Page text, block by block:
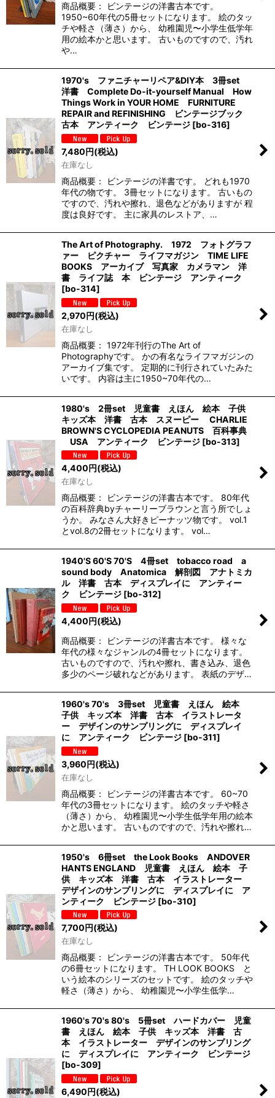
商品概要： ビンテージの洋書古本です。
1950~60年代の5冊セットになります。 絵のタッ
チや軽さ（薄さ）から、 幼稚園児〜小学生低学年
用の絵本かと思います。 古いものですので、汚れ
や…
1970's ファニチャーリペア&DIY本 3冊set
洋書 Complete Do-it-yourself Manual How
Things Work in YOUR HOME FURNITURE
REPAIR and REFINISHING ビンテージブック
古本 アンティーク ビンテージ [bo-316]
7,480円(税込)
在庫なし
商品概要： ビンテージの洋書です。 どれも1970
年代の物です。 3冊セットになります。 古いもの
ですので、汚れや擦れ、退色などがありますが 程
度は良好です。 主に家具のレストア、…
The Art of Photography. 1972 フォトグラフ
ァー ピクチャー ライフマガジン TIME LIFE
BOOKS アーカイブ 写真家 カメラマン 洋
書 ライフ誌 本 ビンテージ アンティーク
[bo-314]
2,970円(税込)
在庫なし
商品概要： 1972年刊行のThe Art of
Photographyです。 かの有名なライフマガジンの
アーカイブ集です。 定期的に刊行されていたみた
いです。 内容は主に1950~70年代の…
1980's 2冊set 児童書 えほん 絵本 子供
キッズ本 洋書 古本 スヌーピー CHARLIE
BROWN'S CYCLOPEDIA PEANUTS 百科事典
USA アンティーク ビンテージ [bo-313]
4,400円(税込)
在庫なし
商品概要： ビンテージの洋書古本です。 80年代
の百科辞典byチャーリーブラウンと言う所でしょ
うか。 みなさん大好きピーナッツ物です。 vol.1
とvol.8の2冊セットになります。 vol…
1940'S 60'S 70'S 4冊set tobacco road a
sound body Anatomica 解剖図 アナトミカ
ル 洋書 古本 ディスプレイに アンティー
ク ビンテージ [bo-312]
4,400円(税込)
商品概要： ビンテージの洋書古本です。 様々な
年代の様々なジャンルの4冊セットになります。
古いものですので、汚れや擦れ、書き込み、退色
多少のページ破れなどがあります。 表紙のデザ…
1960's 70's 3冊set 児童書 えほん 絵本
子供 キッズ本 洋書 古本 イラストレータ
ー デザインのサンプリングに ディスプレイ
に アンティーク ビンテージ [bo-311]
3,960円(税込)
在庫なし
商品概要： ビンテージの洋書古本です。 60~70
年代の3冊セットになります。 絵のタッチや軽さ
（薄さ）から、 幼稚園児〜小学生低学年用の絵本
かと思います。 古いものですので、汚れや擦れ…
1950's 6冊set the Look Books ANDOVER
HANTS ENGLAND 児童書 えほん 絵本 子
供 キッズ本 洋書 古本 イラストレーター
デザインのサンプリングに ディスプレイに ア
ンティーク ビンテージ [bo-310]
7,700円(税込)
在庫なし
商品概要： ビンテージの洋書古本です。 50年代
の6冊セットになります。 TH LOOK BOOKS と
いう絵本のシリーズのセットです。 絵のタッチや
軽さ（薄さ）から、 幼稚園児〜小学生低学…
1960's 70's 80's 5冊set ハードカバー 児童
書 えほん 絵本 子供 キッズ本 洋書 古
本 イラストレーター デザインのサンプリング
に ディスプレイに アンティーク ビンテージ
[bo-309]
6,490円(税込)